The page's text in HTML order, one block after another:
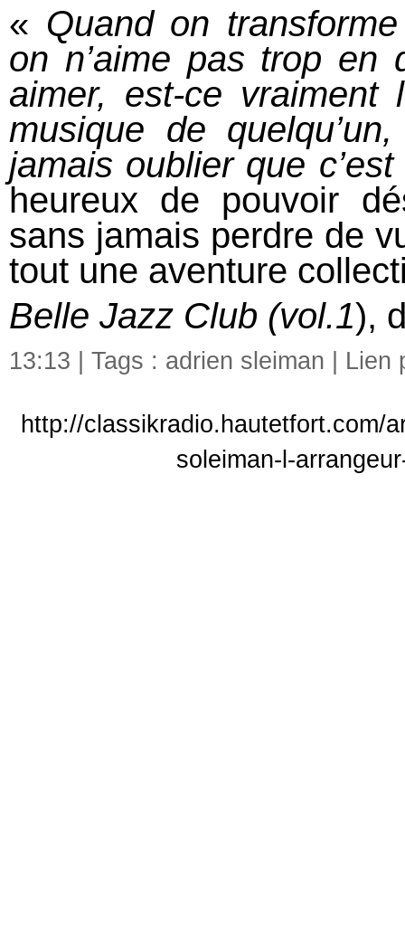
« Quand on
on n’aime pas trop en
aimer, est-ce vraiment
musique de
jamais oublier que
heureux de pouvoir
sans jamais perdre de
tout une aventure
Belle Jazz Club (vol.1),
13:13 | Tags : adrien sleiman Lien
http://classikradio.hautetfort.com/
soleiman-l-